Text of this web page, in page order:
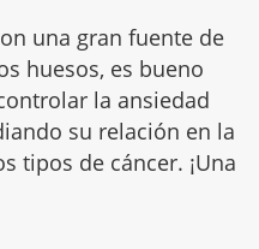
una gran fuente de
huesos, es bueno
la ansiedad
su relación en la
tipos de cáncer. ¡Una